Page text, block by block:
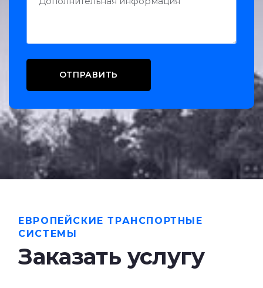
ЕВРОПЕЙСКИЕ ТРАНСПОРТНЫЕ
СИСТЕМЫ
Заказать услугу